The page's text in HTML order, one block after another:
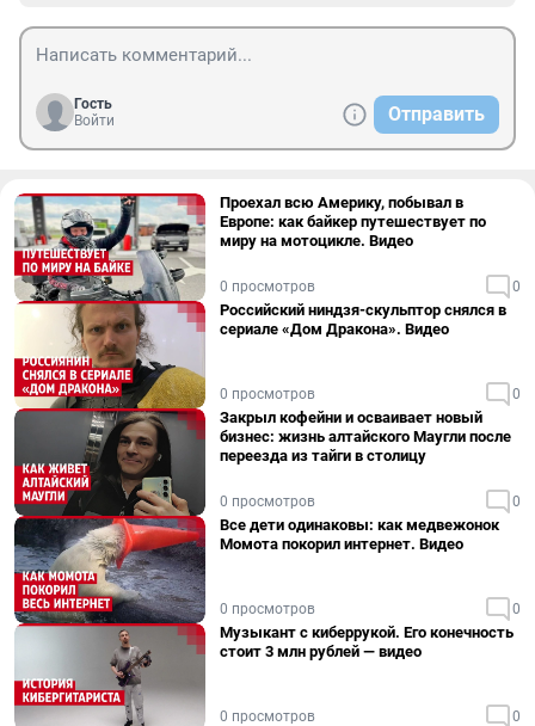
Гость
Войти
Отправить
Проехал всю Америку, побывал в
Европе: как байкер путешествует по
миру на мотоцикле. Видео
0 просмотров 0
Российский ниндзя-скульптор снялся в
сериале «Дом Дракона». Видео
0 просмотров 0
Закрыл кофейни и осваивает новый
бизнес: жизнь алтайского Маугли после
переезда из тайги в столицу
0 просмотров 0
Все дети одинаковы: как медвежонок
Момота покорил интернет. Видео
0 просмотров 0
Музыкант с киберрукой. Его конечность
стоит 3 млн рублей — видео
0 просмотров 0